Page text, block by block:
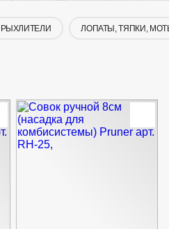
ОБУВЬ
И УДОБРЕНИЯ
САУН
И ПИКНИКА
РЫХЛИТЕЛИ ЛОПАТЫ, ТЯПКИ,